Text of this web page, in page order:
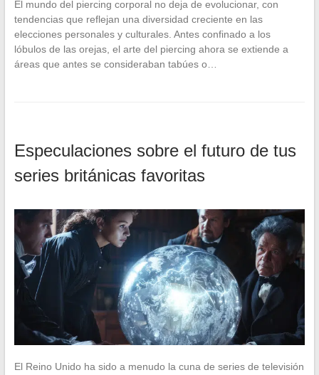
El mundo del piercing corporal no deja de evolucionar, con
tendencias que reflejan una diversidad creciente en las
elecciones personales y culturales. Antes confinado a los
lóbulos de las orejas, el arte del piercing ahora se extiende a
áreas que antes se consideraban tabúes o…
Especulaciones sobre el futuro de tus
series británicas favoritas
El Reino Unido ha sido a menudo la cuna de series de televisión